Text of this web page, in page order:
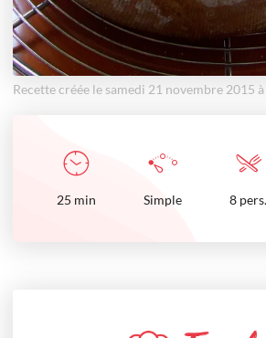
Recette créée le samedi 21 novembre 2015
25 min Simple 8 pers.